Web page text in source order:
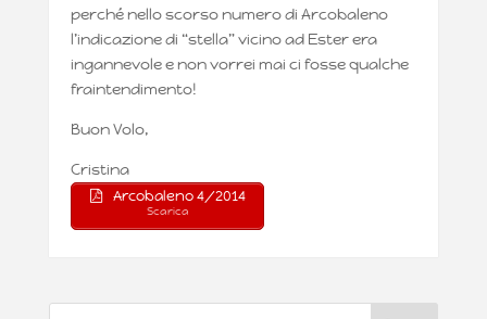
perché nello scorso numero di Arcobaleno
l’indicazione di “stella” vicino ad Ester era
ingannevole e non vorrei mai ci fosse qualche
fraintendimento!
Buon Volo,
Cristina
Arcobaleno 4/2014
Scarica